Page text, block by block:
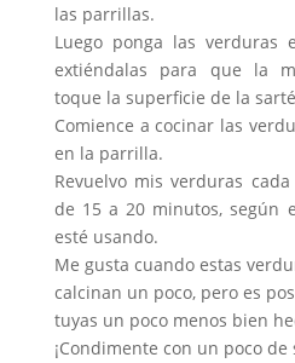
las parrillas.
Luego ponga las
extiéndalas para que la
toque la superficie de la
Comience a cocinar las
en la parrilla.
Revuelvo mis verduras
de 15 a 20 minutos, según
esté usando.
Me gusta cuando estas
calcinan un poco, pero es
tuyas un poco menos bien
¡Condimente con un poco